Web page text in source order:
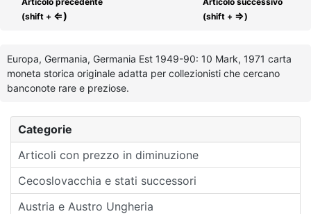
Categorie
Articoli con prezzo in diminuzione
Cecoslovacchia e stati successori
Austria e Austro Ungheria
(shift + ⇐)
(shift + ⇒)
Europa, Germania, Germania Est 1949-90: 10 Mark, 1971 carta
moneta storica originale adatta per collezionisti che cercano
banconote rare e preziose.